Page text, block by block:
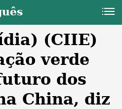
(CIIE)
verde
dos
China, diz